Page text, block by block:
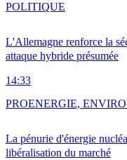
L'Allemagne renforce la
attaque hybride présumée
14:33
POLITIQUE
La pénurie d'énergie
libéralisation du marché
PROENERGIE,